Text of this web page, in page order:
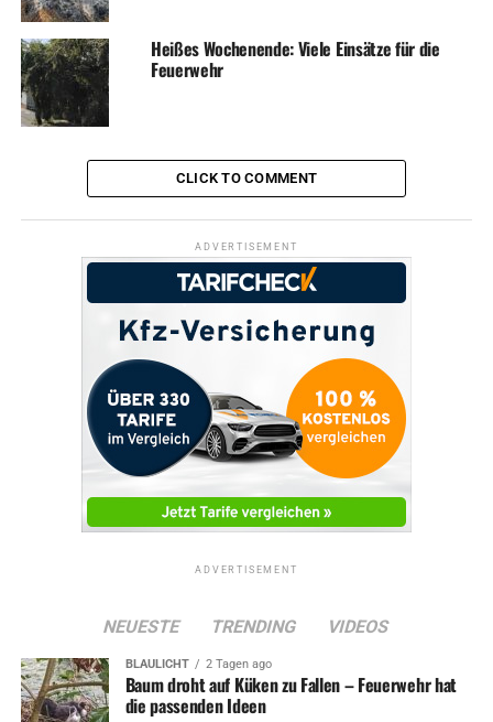
Heißes Wochenende: Viele Einsätze für die
Feuerwehr
CLICK TO COMMENT
ADVERTISEMENT
ADVERTISEMENT
NEUESTE TRENDING VIDEOS
BLAULICHT 2 Tagen ago
Baum droht auf Küken zu Fallen – Feuerwehr hat
die passenden Ideen